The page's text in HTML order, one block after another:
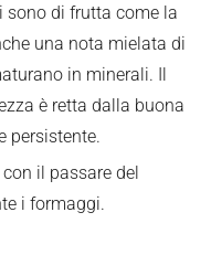
di frutta come la
una nota mielata di
in minerali. Il
è retta dalla buona
persistente.
il passare del
i formaggi.